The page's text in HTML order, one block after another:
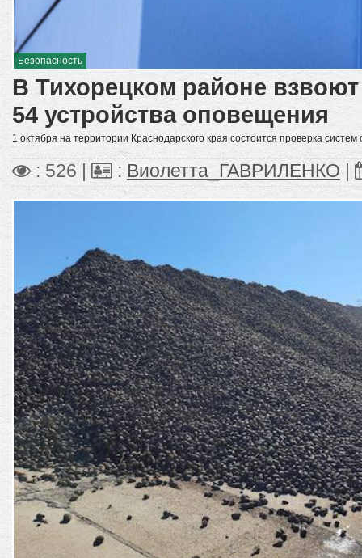
Безопасность
В Тихорецком районе взвоют
54 устройства оповещения
1 октября на территории Краснодарского края состоится проверка
: 526 | : Виолетта_ГАВРИЛЕНКО